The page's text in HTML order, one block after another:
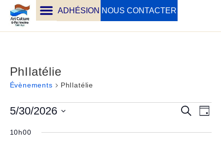
ADHÉSION NOUS CONTACTER
PhIlatélie
Évènements PhIlatélie
et
Recherche
Jour
5/30/2026
une
10h00